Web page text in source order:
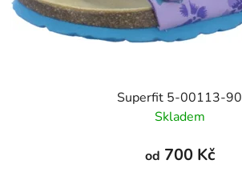
Superfit 5-00113-90
Skladem
od 700 Kč